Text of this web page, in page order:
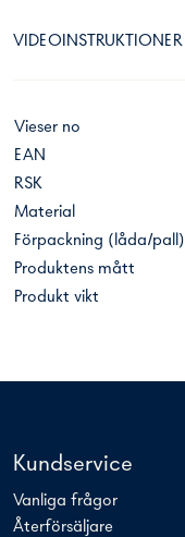
VIDEOINSTRUKTIONER
Vieser no
EAN
RSK
Material
Förpackning (låda/pall)
Produktens mått
Produkt vikt
Kundservice
Vanliga frågor
Återförsäljare